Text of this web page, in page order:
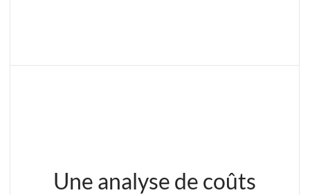
Une analyse de coûts